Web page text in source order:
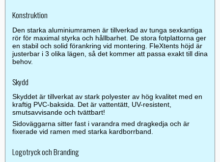
Konstruktion
Den starka aluminiumramen är tillverkad av tunga sexkantiga
rör för maximal styrka och hållbarhet. De stora fotplattorna ger
en stabil och solid förankring vid montering. FleXtents höjd är
justerbar i 3 olika lägen, så det kommer att passa exakt till dina
behov.
Skydd
Skyddet är tillverkat av stark polyester av hög kvalitet med en
kraftig PVC-baksida. Det är vattentätt, UV-resistent,
smutsavvisande och tvättbart!
Sidoväggarna sitter fast i varandra med dragkedja och är
fixerade vid ramen med starka kardborrband.
Logotryck och Branding